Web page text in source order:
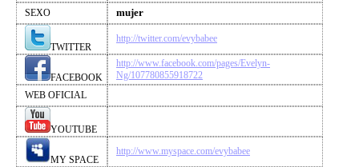
SEXO
mujer
TWITTER
http://twitter.com/evybabee
FACEBOOK
http://www.facebook.com/pages/Evelyn-
Ng/107780855918722
WEB OFICIAL
YOUTUBE
MY SPACE
http://www.myspace.com/evybabee